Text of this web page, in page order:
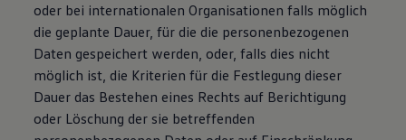
oder bei internationalen Organisationen falls möglich
die geplante Dauer, für die die personenbezogenen
Daten gespeichert werden, oder, falls dies nicht
möglich ist, die Kriterien für die Festlegung dieser
Dauer das Bestehen eines Rechts auf Berichtigung
oder Löschung der sie betreffenden